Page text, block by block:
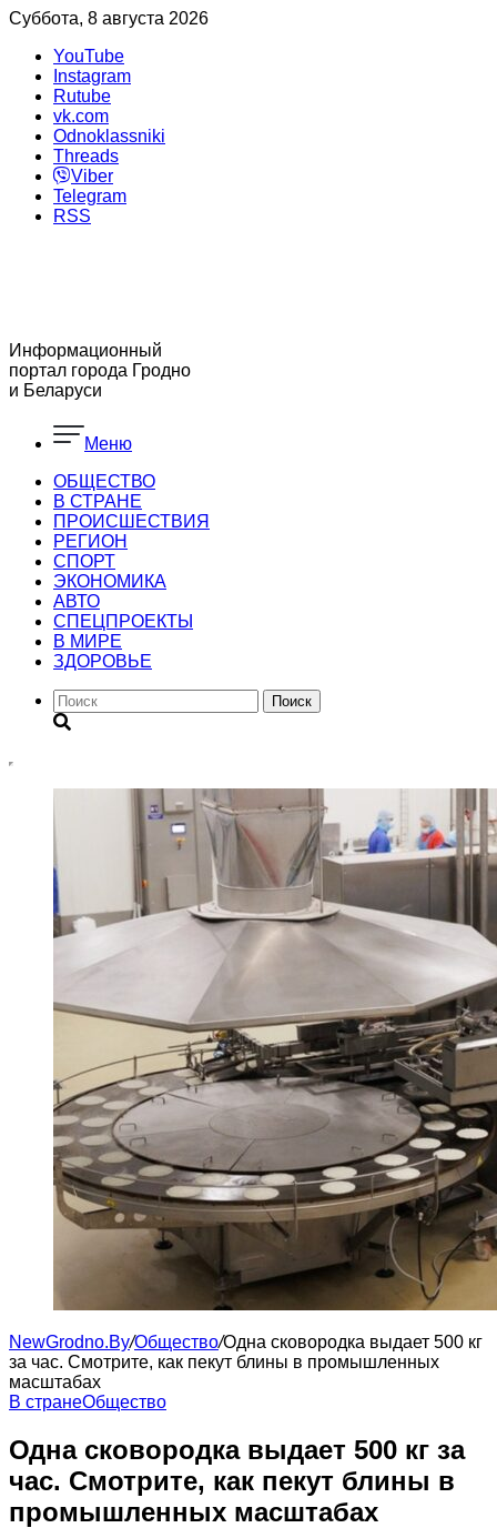
Суббота, 8 августа 2026
YouTube
Instagram
Rutube
vk.com
Odnoklassniki
Threads
Viber
Telegram
RSS
Информационный
портал города Гродно
и Беларуси
Меню
ОБЩЕСТВО
В СТРАНЕ
ПРОИСШЕСТВИЯ
РЕГИОН
CПОРТ
ЭКОНОМИКА
АВТО
СПЕЦПРОЕКТЫ
В МИРЕ
ЗДОРОВЬЕ
Поиск
NewGrodno.By/Общество/Одна сковородка выдает 500 кг
за час. Смотрите, как пекут блины в промышленных
масштабах
В странеОбщество
Одна сковородка выдает 500 кг за
час. Смотрите, как пекут блины в
промышленных масштабах